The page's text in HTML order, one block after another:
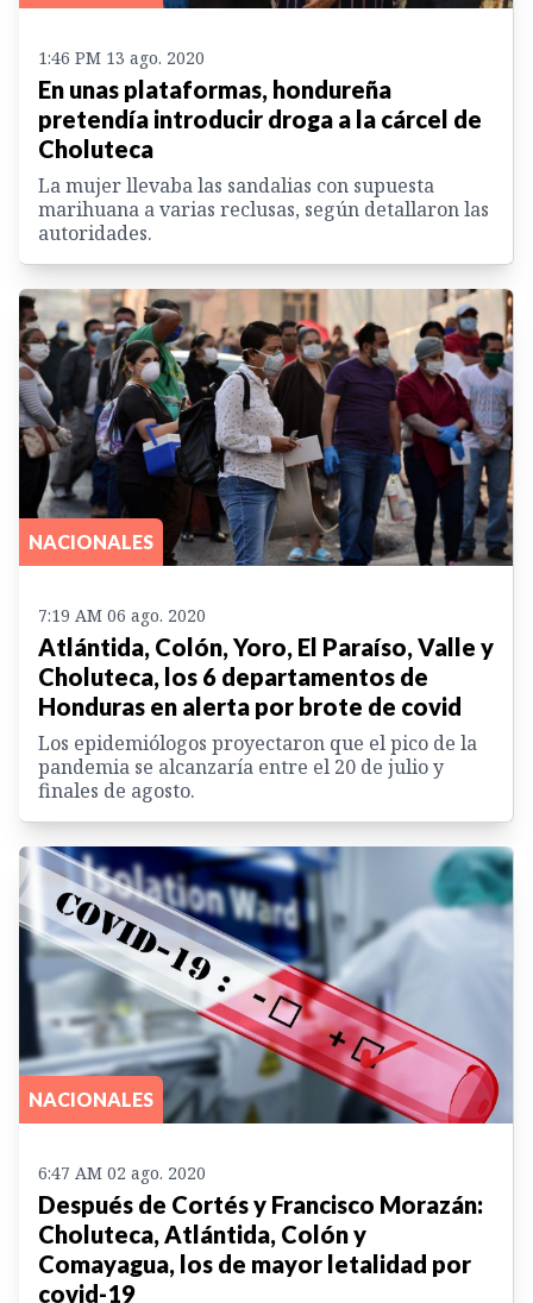
1:46 PM 13 ago. 2020
En unas plataformas, hondureña
pretendía introducir droga a la cárcel de
Choluteca
La mujer llevaba las sandalias con supuesta
marihuana a varias reclusas, según detallaron las
autoridades.
NACIONALES
7:19 AM 06 ago. 2020
Atlántida, Colón, Yoro, El Paraíso, Valle y
Choluteca, los 6 departamentos de
Honduras en alerta por brote de covid
Los epidemiólogos proyectaron que el pico de la
pandemia se alcanzaría entre el 20 de julio y
finales de agosto.
NACIONALES
6:47 AM 02 ago. 2020
Después de Cortés y Francisco Morazán:
Choluteca, Atlántida, Colón y
Comayagua, los de mayor letalidad por
covid-19